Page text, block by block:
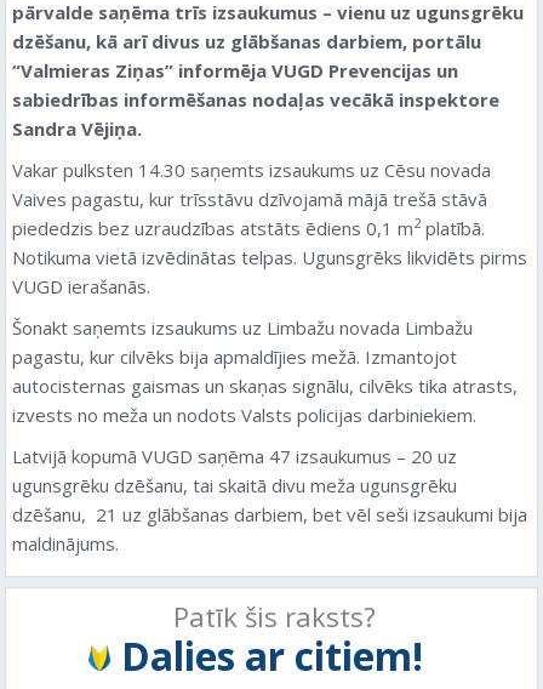
pārvalde saņēma trīs izsaukumus – vienu uz ugunsgrēku
dzēšanu, kā arī divus uz glābšanas darbiem, portālu
“Valmieras Ziņas” informēja VUGD Prevencijas un
sabiedrības informēšanas nodaļas vecākā inspektore
Sandra Vējiņa.
Vakar pulksten 14.30 saņemts izsaukums uz Cēsu novada
Vaives pagastu, kur trīsstāvu dzīvojamā mājā trešā stāvā
piededzis bez uzraudzības atstāts ēdiens 0,1 m2platībā.
Notikuma vietā izvēdinātas telpas. Ugunsgrēks likvidēts pirms
VUGD ierašanās.
Šonakt saņemts izsaukums uz Limbažu novada Limbažu
pagastu, kur cilvēks bija apmaldījies mežā. Izmantojot
autocisternas gaismas un skaņas signālu, cilvēks tika atrasts,
izvests no meža un nodots Valsts policijas darbiniekiem.
Latvijā kopumā VUGD saņēma 47 izsaukumus – 20 uz
ugunsgrēku dzēšanu, tai skaitā divu meža ugunsgrēku
dzēšanu, 21 uz glābšanas darbiem, bet vēl seši izsaukumi bija
maldinājums.
Patīk šis raksts?
Dalies ar citiem!